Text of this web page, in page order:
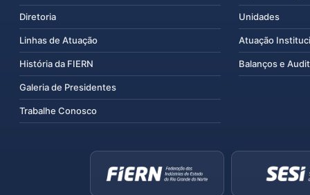
Diretoria
Linhas de Atuação
História da FIERN
Galeria de Presidentes
Trabalhe Conosco
Unidades
Atuação
Balanços e